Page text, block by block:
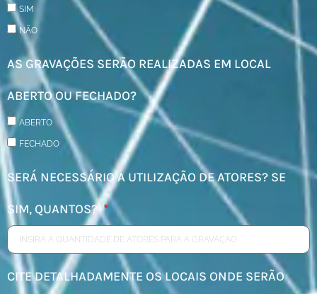
SIM
NÃO
AS GRAVAÇÕES SERÃO REALIZADAS EM LOCAL
ABERTO OU FECHADO?
ABERTO
FECHADO
SERÁ NECESSÁRIO A UTILIZAÇÃO DE ATORES? SE
SIM, QUANTOS?
CITE DETALHADAMENTE OS LOCAIS ONDE SERÃO